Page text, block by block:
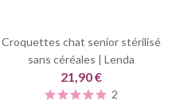
Croquettes chat senior stérilisé
sans céréales | Lenda
21,90 €
2